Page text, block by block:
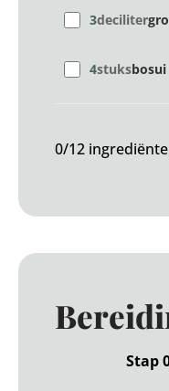
3deciliter
4stuksbosui
0/12
Stap